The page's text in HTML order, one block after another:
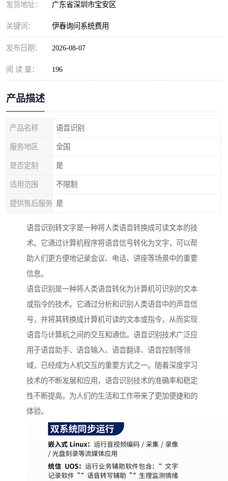
发货地址： 广东省深圳市宝安区
关键词： 伊春询问系统费用
发布日期： 2026-08-07
阅 读 量： 196
产品描述
产品名称 语音识别
服务地区 全国
是否定制 是
适用范围 不限制
提供售后服务 是
语音识别转文字是一种将人类语音转换成可读文本的技
术。它通过计算机程序将语音信号转化为文字，可以帮
助人们更方便地记录会议、电话、讲座等场景中的重要
信息。
语音识别是一种将人类语音转化为计算机可识别的文本
或指令的技术。它通过分析和识别人类语音中的声音信
号，并将其转换成计算机可读的文本或指令，从而实现
语音与计算机之间的交互和通信。语音识别技术广泛应
用于语音助手、语音输入、语音翻译、语音控制等领
域，已经成为人机交互的重要方式之一。随着深度学习
技术的不断发展和应用，语音识别技术的准确率和稳定
性不断提高，为人们的生活和工作带来了更加便捷和的
体验。